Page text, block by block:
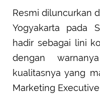
Resmi diluncurkan
Yogyakarta pada
hadir sebagai lini
dengan
kualitasnya yang
Marketing